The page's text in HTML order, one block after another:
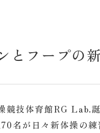
フープの
競技体育館RG Lab.
名が日々新体操の練